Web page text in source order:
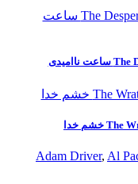
Adam Driver, Al